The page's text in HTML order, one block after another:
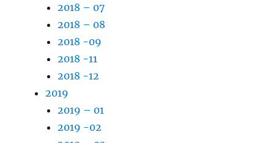
2018 – 07
2018 – 08
2018 -09
2018 -11
2018 -12
2019
2019 – 01
2019 -02